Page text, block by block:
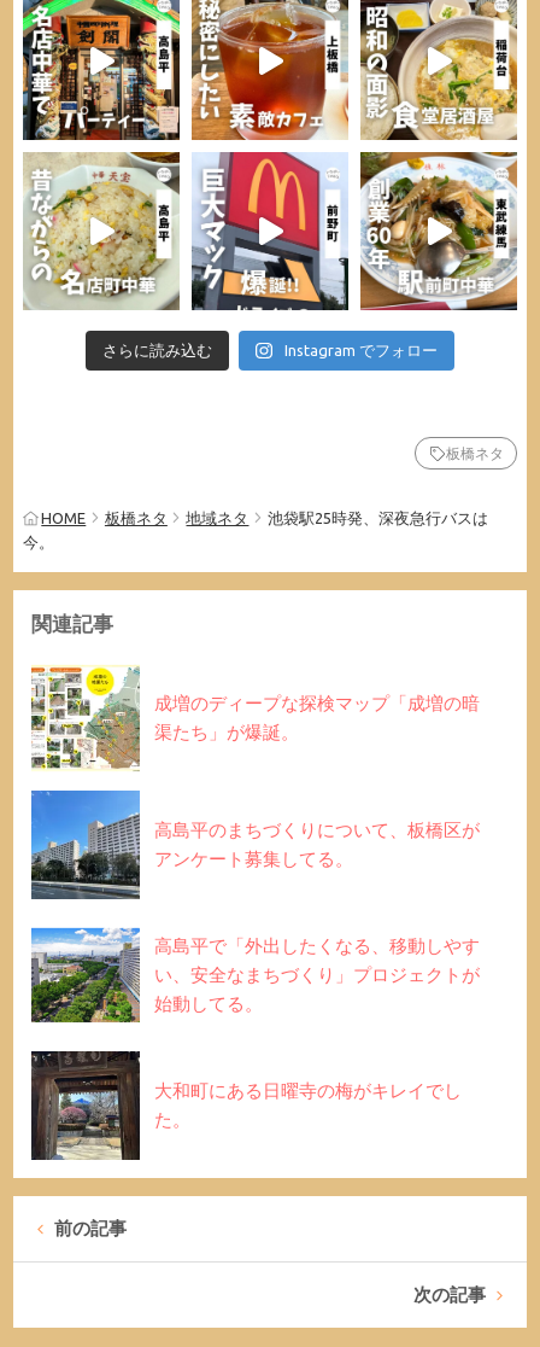
さらに読み込む Instagram でフォロー
板橋ネタ
HOME 板橋ネタ 地域ネタ
池袋駅25時発、深夜急行バスは
今。
関連記事
成増のディープな探検マップ「成増の暗
渠たち」が爆誕。
高島平のまちづくりについて、板橋区が
アンケート募集してる。
高島平で「外出したくなる、移動しやす
い、安全なまちづくり」プロジェクトが
始動してる。
大和町にある日曜寺の梅がキレイでし
た。
前の記事
次の記事